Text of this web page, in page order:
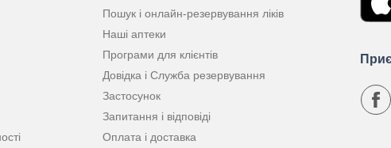
Пошук і онлайн-резервування ліків
Наші аптеки
Програми для клієнтів
Довідка і Служба резервування
Застосунок
Запитання і відповіді
Оплата і доставка